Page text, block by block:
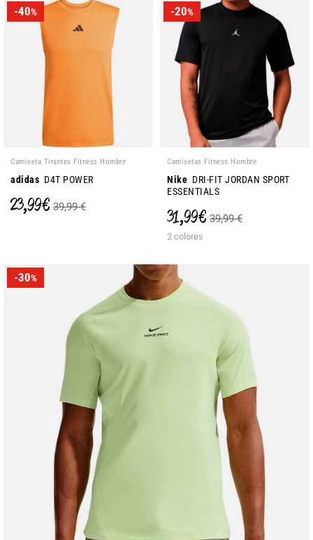
-40%
Camiseta Tirantes Fitness Hombre
adidas D4T POWER
23,99 € 39,99 €
-20%
Camisetas Fitness Hombre
Nike DRI-FIT JORDAN SPORT
ESSENTIALS
31,99 € 39,99 €
2 colores
-30%